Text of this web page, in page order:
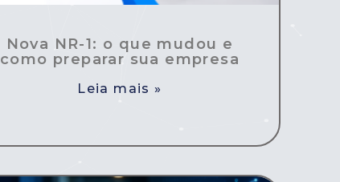
Nova NR-1: o que mudou e
como preparar sua empresa
Leia mais »